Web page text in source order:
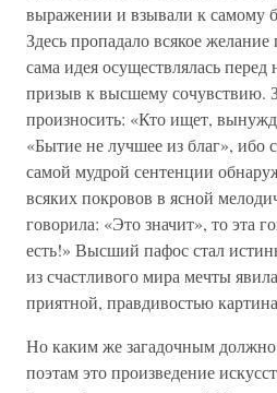
выражении и взывали к самому
Здесь пропадало всякое
сама идея осуществлялась
призыв к высшему сочувствию.
произносить: «Кто ищет,
«Бытие не лучшее из благ», ибо
самой мудрой сентенции
всяких покровов в ясной
говорила: «Это значит», то эта
есть!» Высший пафос стал
из счастливого мира мечты
приятной, правдивостью
Но каким же загадочным
поэтам это произведение